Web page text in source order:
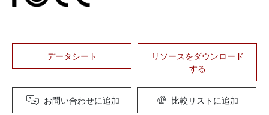
データシート
リソースをダウンロード
する
お問い合わせに追加 比較リストに追加